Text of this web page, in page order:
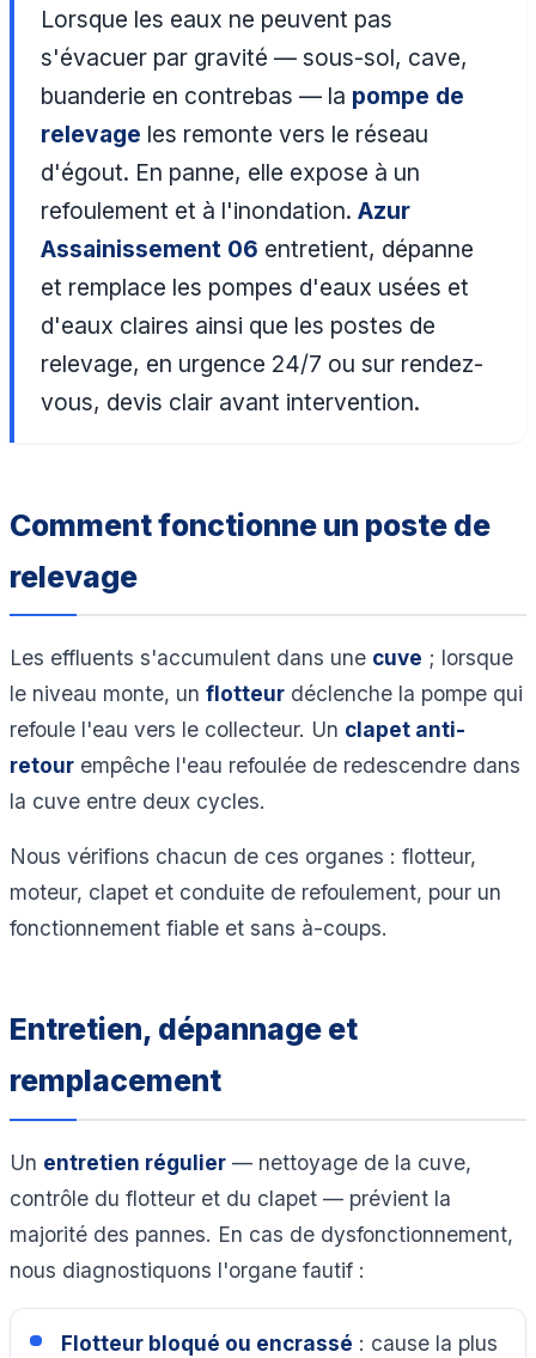
Lorsque les eaux ne peuvent pas
s'évacuer par gravité — sous-sol, cave,
buanderie en contrebas — la pompe de
relevage les remonte vers le réseau
d'égout. En panne, elle expose à un
refoulement et à l'inondation.Azur
Assainissement 06 entretient, dépanne
et remplace les pompes d'eaux usées et
d'eaux claires ainsi que les postes de
relevage, en urgence 24/7 ou sur rendez-
vous, devis clair avant intervention.
Comment fonctionne un poste de
relevage
Les effluents s'accumulent dans une cuve ; lorsque
le niveau monte, un flotteur déclenche la pompe qui
refoule l'eau vers le collecteur. Un clapet anti-
retour empêche l'eau refoulée de redescendre dans
la cuve entre deux cycles.
Nous vérifions chacun de ces organes : flotteur,
moteur, clapet et conduite de refoulement, pour un
fonctionnement fiable et sans à-coups.
Entretien, dépannage et
remplacement
Un entretien régulier — nettoyage de la cuve,
contrôle du flotteur et du clapet — prévient la
majorité des pannes. En cas de dysfonctionnement,
nous diagnostiquons l'organe fautif :
Flotteur bloqué ou encrassé : cause la plus